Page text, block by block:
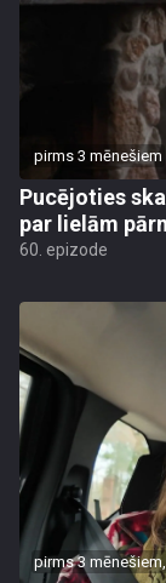
pirms 3 mēnešiem
Pucējoties
par lielām
60. epizode
pirms 3